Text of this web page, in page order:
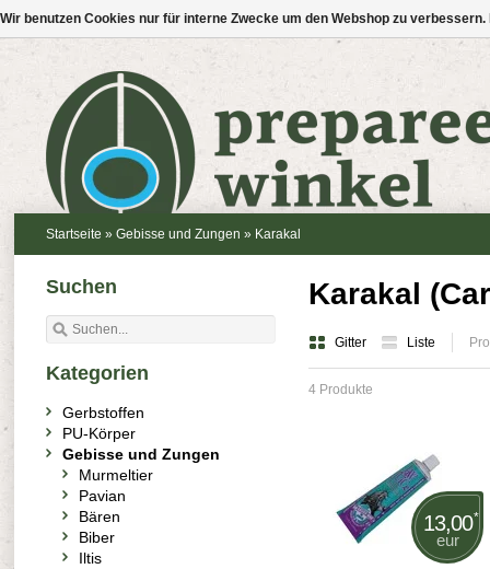
Startseite » Gebisse und Zungen » Karakal
Karakal
Gitter Liste
4 Produkte
13,00*
eur
Suchen
Kategorien
Gerbstoffen
PU-Körper
Gebisse und Zungen
Murmeltier
Pavian
Bären
Biber
Iltis
Wir benutzen Cookies nur für interne Zwecke um den Webshop zu